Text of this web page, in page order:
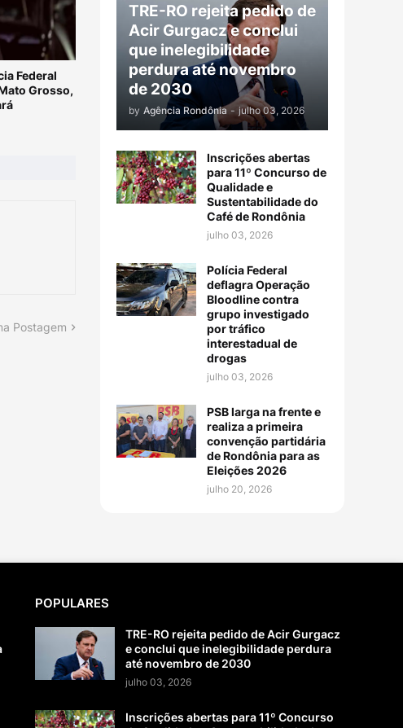
Federal
Grosso,
Postagem
TRE-RO rejeita pedido de
Acir Gurgacz e conclui
que inelegibilidade
perdura até novembro
de 2030
by Agência Rondônia - julho 03, 2026
Inscrições abertas
para 11º Concurso de
Qualidade e
Sustentabilidade do
Café de Rondônia
julho 03, 2026
Polícia Federal
deflagra Operação
Bloodline contra
grupo investigado
por tráfico
interestadual de
drogas
julho 03, 2026
PSB larga na frente e
realiza a primeira
convenção partidária
de Rondônia para as
Eleições 2026
julho 20, 2026
POPULARES
TRE-RO rejeita pedido de Acir Gurgacz
e conclui que inelegibilidade perdura
até novembro de 2030
julho 03, 2026
Inscrições abertas para 11º Concurso